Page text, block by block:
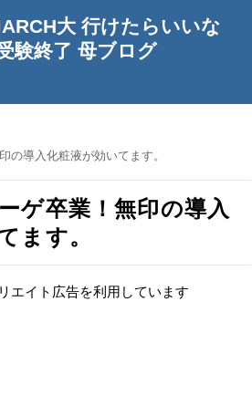
大 行けたらいいな
験終了 母ブログ
の導入化粧液が効いてます。
ゲ卒業！無印の導入
ます。
エイト広告を利用しています